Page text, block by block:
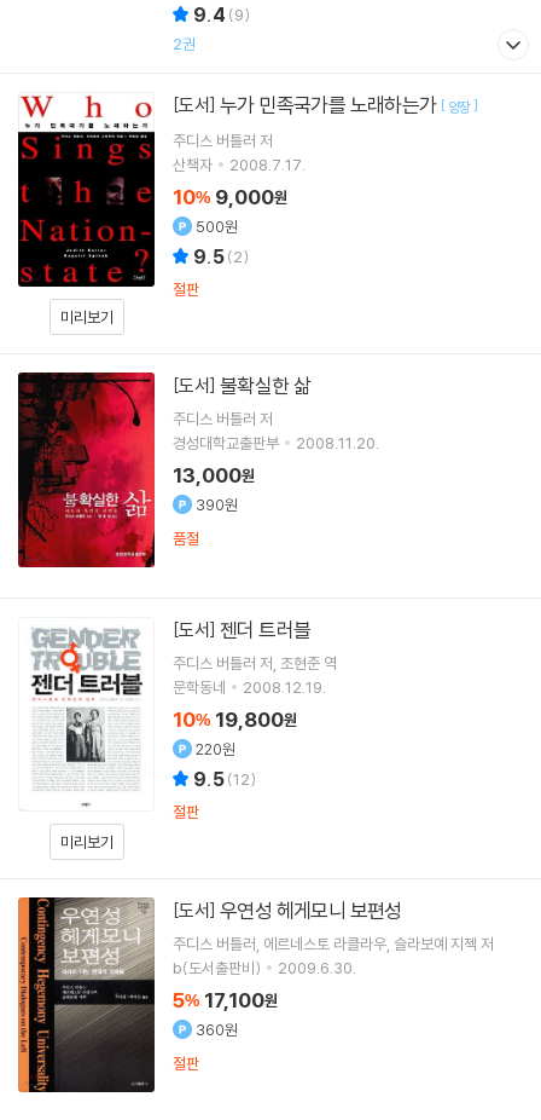
9.4 (9)
2권
미리보기
[도서] 누가 민족국가를 노래하는가 [ 양장]
주디스 버틀러 저
산책자
2008.7.17.
10% 9,000원
500원
9.5(2)
절판
[도서] 불확실한 삶
주디스 버틀러 저
경성대학교출판부
2008.11.20.
13,000원
390원
품절
미리보기
[도서] 젠더 트러블
주디스 버틀러 저 조현준 역
문학동네
2008.12.19.
10% 19,800원
220원
9.5(12)
절판
[도서] 우연성 헤게모니 보편성
주디스 버틀러 에르네스토 라클라우 슬라보예 지젝 저
b(도서출판비)
2009.6.30.
5% 17,100원
360원
절판